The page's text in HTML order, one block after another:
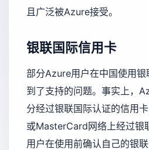
且广泛被Azure接受。
银联国际信用卡
部分Azure用户在中国使用
到了支持的问题。事实上，
分经过银联国际认证的信用
或MasterCard网络上经过银
用户在使用前确认自己的银